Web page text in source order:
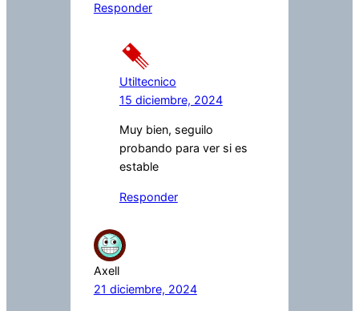
Responder
Utiltecnico
15 diciembre, 2024
Muy bien, seguilo
probando para ver si es
estable
Responder
Axell
21 diciembre, 2024